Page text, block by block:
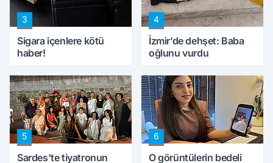
3
Sigara içenlere kötü
haber!
4
İzmir’de dehşet: Baba
oğlunu vurdu
5
Sardes'te tiyatronun
6
O görüntülerin bedeli